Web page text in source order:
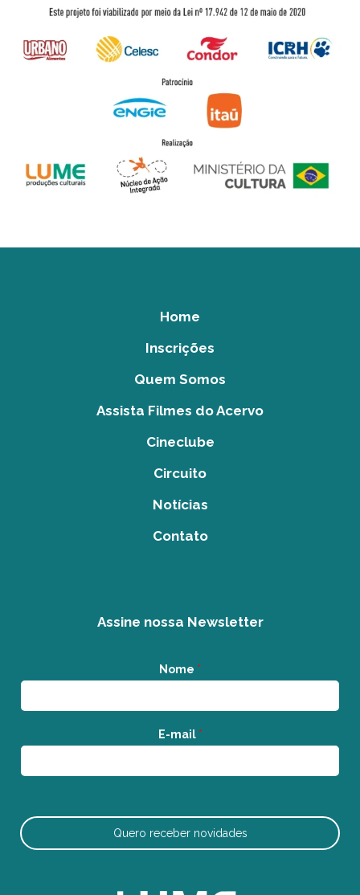
Home
Inscrições
Quem Somos
Assista Filmes do Acervo
Cineclube
Circuito
Notícias
Contato
Assine nossa Newsletter
Nome *
E-mail *
Quero receber novidades